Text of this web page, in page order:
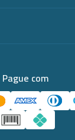
Pague com